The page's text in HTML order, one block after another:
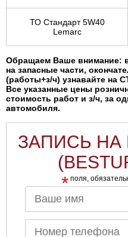
ТО Стандарт 5W40
Lemarc
Обращаем Ваше внимание:
на запасные части,
(работы+з/ч) узнавайте на
Все указанные цены
стоимость работ и з/ч, за
автомобиля.
ЗАПИСЬ НА
* поля,